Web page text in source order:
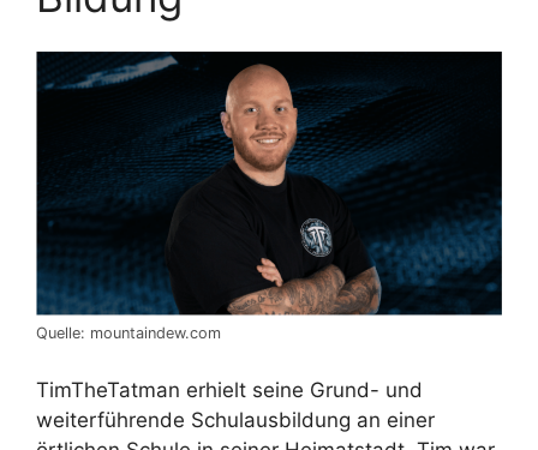
Quelle: mountaindew.com
TimTheTatman erhielt seine Grund- und
weiterführende Schulausbildung an einer